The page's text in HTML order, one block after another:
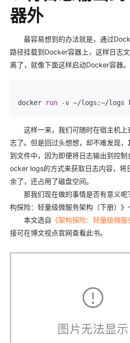
器外
最容易想到的办法就是，通过
路径挂载到Docker容器上，这样日志
离了，就像下面这样启动Docker容器。
docker run -v ~/logs:~/logs
这样一来，我们可随时在宿主机上
志了。但是回过头想想，却不难发现
到文件中，因为即便将日志输出到控
ocker logs的方式来获取日志内容，将
余了，还占用了磁盘空间。
那我们现在做的事情是否有意义呢
构探险：轻量级微服务架构（下册）》
本文选自 《架构探险：轻量级微服
接可在博文视点官网查看此书。